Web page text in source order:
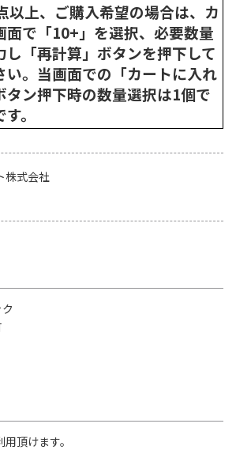
上、ご購入希望の場合は、カ
面で「10+」を選択、必要数量
し「再計算」ボタンを押下して
い。当画面での「カートに入れ
タン押下時の数量選択は1個で
。
株式会社
頂けます。